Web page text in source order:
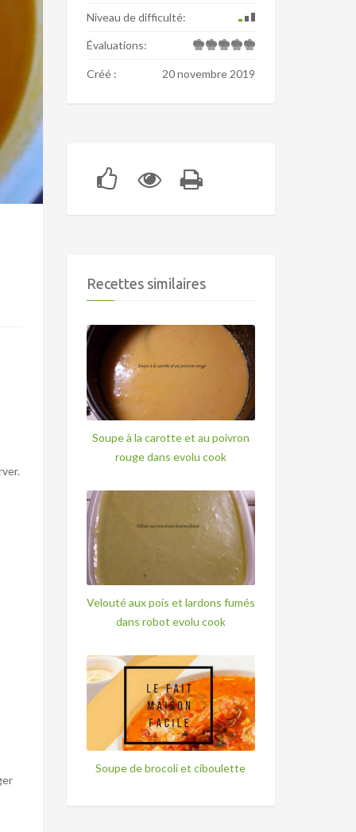
Niveau de difficulté:
Évaluations:
Créé : 20 novembre 2019
Recettes similaires
Soupe à la carotte et au poivron
rouge dans evolu cook
Velouté aux pois et lardons fumés
dans robot evolu cook
Soupe de brocoli et ciboulette